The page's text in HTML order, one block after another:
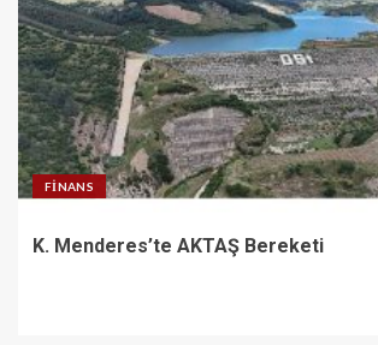
FINANS
K. Menderes’te AKTAŞ Bereketi